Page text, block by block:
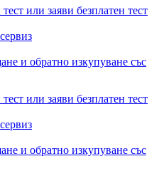
или заяви безплатен тест
и обратно изкупуване със
или заяви безплатен тест
и обратно изкупуване със